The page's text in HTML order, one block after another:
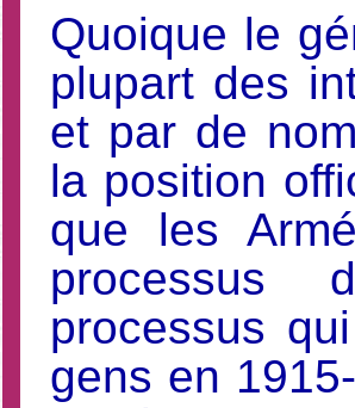
Quoique le
plupart des
et par de
la position
que les
processus
processus
gens en